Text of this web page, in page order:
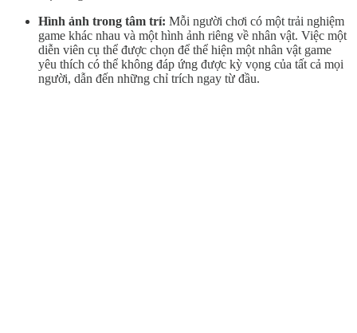
Hình ảnh trong tâm trí: Mỗi người chơi có một trải nghiệm
game khác nhau và một hình ảnh riêng về nhân vật. Việc một
diễn viên cụ thể được chọn để thể hiện một nhân vật game
yêu thích có thể không đáp ứng được kỳ vọng của tất cả mọi
người, dẫn đến những chỉ trích ngay từ đầu.